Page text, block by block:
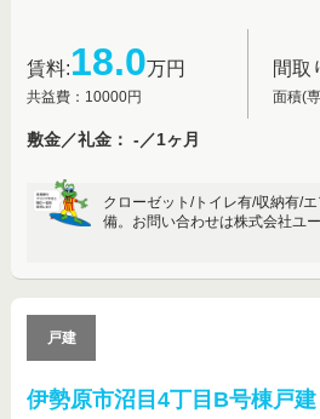
賃料:18.0万円
共益費：10000円
間取
面積(
敷金／礼金： -／1ヶ月
クローゼット/トイレ有/収納有/
備。お問い合わせは株式会社ユ
伊勢原市沼目4丁目B号棟戸建
戸建